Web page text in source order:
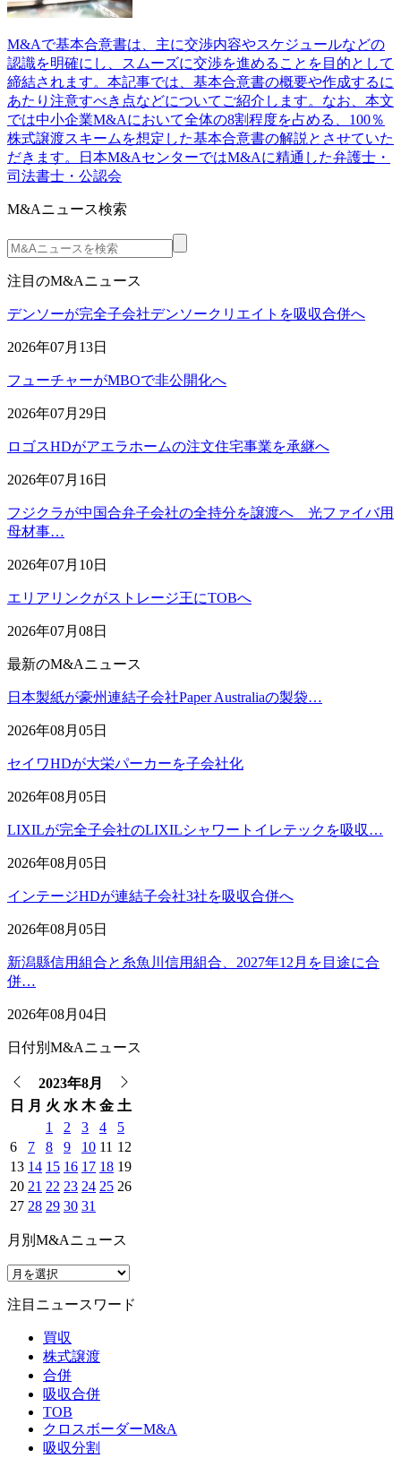
M&Aで基本合意書は、主に交渉内容やスケジュールなどの
認識を明確にし、スムーズに交渉を進めることを目的として
締結されます。本記事では、基本合意書の概要や作成するに
あたり注意すべき点などについてご紹介します。なお、本文
では中小企業M&Aにおいて全体の8割程度を占める、100％
株式譲渡スキームを想定した基本合意書の解説とさせていた
だきます。日本M&AセンターではM&Aに精通した弁護士・
司法書士・公認会
M&Aニュース検索
注目のM&Aニュース
デンソーが完全子会社デンソークリエイトを吸収合併へ
2026年07月13日
フューチャーがMBOで非公開化へ
2026年07月29日
ロゴスHDがアエラホームの注文住宅事業を承継へ
2026年07月16日
フジクラが中国合弁子会社の全持分を譲渡へ 光ファイバ用
母材事…
2026年07月10日
エリアリンクがストレージ王にTOBへ
2026年07月08日
最新のM&Aニュース
日本製紙が豪州連結子会社Paper Australiaの製袋…
2026年08月05日
セイワHDが大栄パーカーを子会社化
2026年08月05日
LIXILが完全子会社のLIXILシャワートイレテックを吸収…
2026年08月05日
インテージHDが連結子会社3社を吸収合併へ
2026年08月05日
新潟縣信用組合と糸魚川信用組合、2027年12月を目途に合
併…
2026年08月04日
日付別M&Aニュース
2023年8月
日
月 火 水 木 金 土
1
2 3 4
5
6
7 8 9 10 11 12
13 14 15 16 17 18 19
20 21 22 23 24 25 26
27 28 29 30 31
月別M&Aニュース
注目ニュースワード
買収
株式譲渡
合併
吸収合併
TOB
クロスボーダーM&A
吸収分割